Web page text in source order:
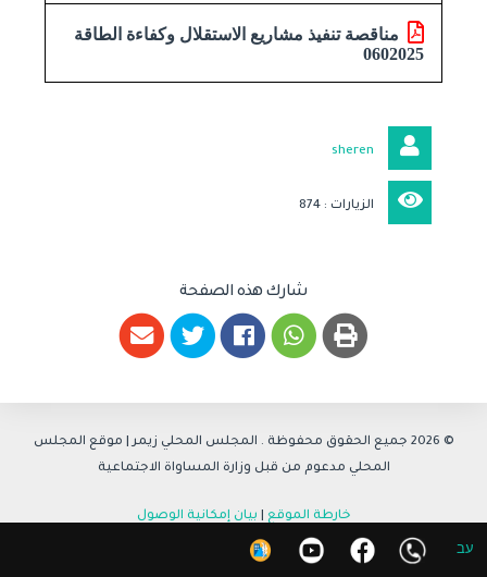
עב
مناقصة تنفيذ مشاريع الاستقلال وكفاءة الطاقة
0602025
sheren
الزيارات : 874
شارك هذه الصفحة
© 2026 جميع الحقوق محفوظة . المجلس المحلي زيمر| موقع المجلس
المحلي مدعوم من قبل وزارة المساواة الاجتماعية
خارطة الموقع بيان إمكانية الوصول